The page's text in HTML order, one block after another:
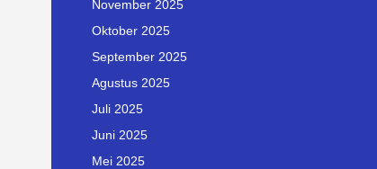
November 2025
Oktober 2025
September 2025
Agustus 2025
Juli 2025
Juni 2025
Mei 2025